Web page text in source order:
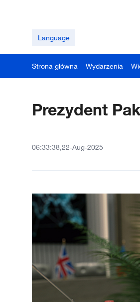
Language
Strona główna Wydarzenia
Prezydent
06:33:38,22-Aug-2025